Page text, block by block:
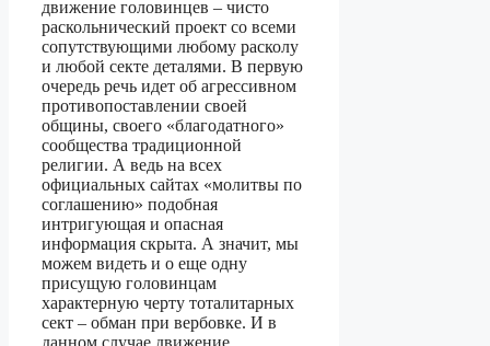
движение головинцев – чисто
раскольнический проект со всеми
сопутствующими любому расколу
и любой секте деталями. В первую
очередь речь идет об агрессивном
противопоставлении своей
общины, своего «благодатного»
сообщества традиционной
религии. А ведь на всех
официальных сайтах «молитвы по
соглашению» подобная
интригующая и опасная
информация скрыта. А значит, мы
можем видеть и о еще одну
присущую головинцам
характерную черту тоталитарных
сект – обман при вербовке. И в